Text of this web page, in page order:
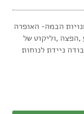
הבמה- האופרה
,וליקוט של
ניידת לנוחות